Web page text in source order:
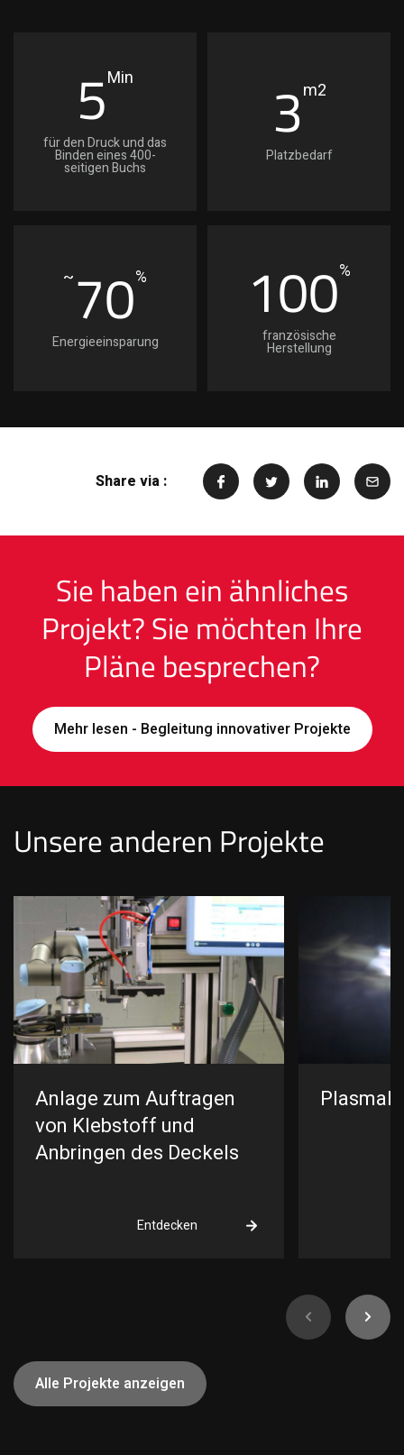
5Min
für den Druck und das
Binden eines 400-
seitigen Buchs
3m2
Platzbedarf
~70%
Energieeinsparung 100%
französische
Herstellung
Share via :
Sie haben ein ähnliches
Projekt? Sie möchten Ihre
Pläne besprechen?
Mehr lesen - Begleitung innovativer Projekte
Unsere anderen Projekte
Anlage zum Auftragen
von Klebstoff und
Anbringen des Deckels
Entdecken
Alle Projekte anzeigen